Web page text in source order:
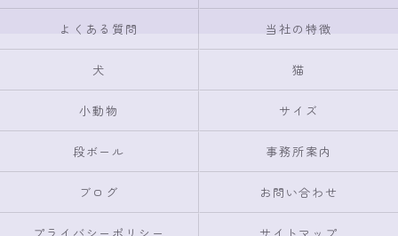
よくある質問 当社の特徴
犬 猫
小動物 サイズ
段ボール 事務所案内
ブログ お問い合わせ